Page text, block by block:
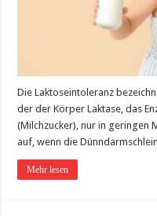
Die Laktoseintoleranz
der der Körper Laktase, das
(Milchzucker), nur in geringen
auf, wenn die
Mehr lesen